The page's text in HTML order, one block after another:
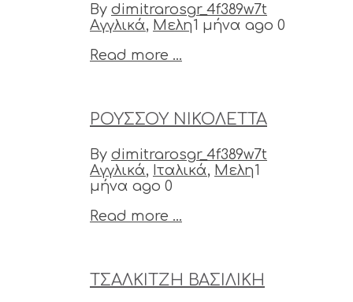
By dimitrarosgr_4f389w7t
Αγγλικά, Μελη1 μήνα ago 0
Read more ...
ΡΟΥΣΣΟΥ ΝΙΚΟΛΕΤΤΑ
By dimitrarosgr_4f389w7t
Αγγλικά, Ιταλικά, Μελη1
μήνα ago 0
Read more ...
ΤΣΑΛΚΙΤΖΗ ΒΑΣΙΛΙΚΗ